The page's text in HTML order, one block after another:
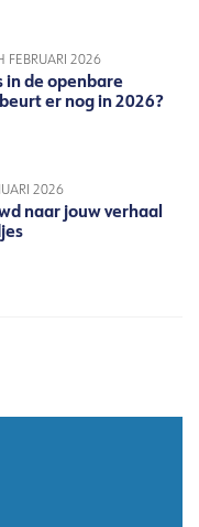
FEBRUARI 2026
in de openbare
er nog in 2026?
2026
naar jouw verhaal